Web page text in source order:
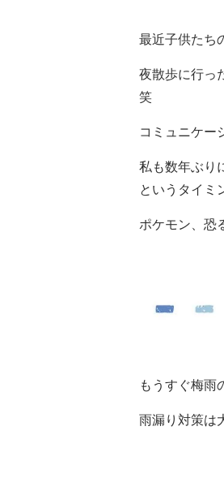
最近子供たち
夜散歩に行っ
笑
コミュニケー
私も数年ぶり
というタイミ
ポケモン、恐
もうすぐ梅雨
雨漏り対策は